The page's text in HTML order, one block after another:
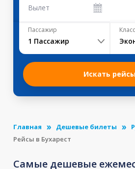
Вылет
Пассажир
1 Пассажир
Класс
Искать рейсы
Главная Дешевые билеты
Рейсы в Бухарест
Самые дешевые